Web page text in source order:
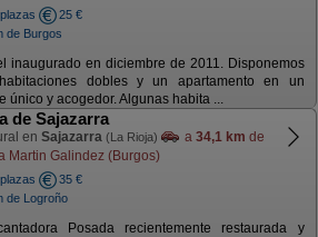
25 €
de Burgos
inaugurado en diciembre de 2011. Disponemos
dobles y un apartamento en un
único y acogedor. Algunas habita ...
de Sajazarra
en Sajazarra (La Rioja) a 34,1 km de
Martin Galindez (Burgos)
35 €
de Logroño
Posada recientemente restaurada y